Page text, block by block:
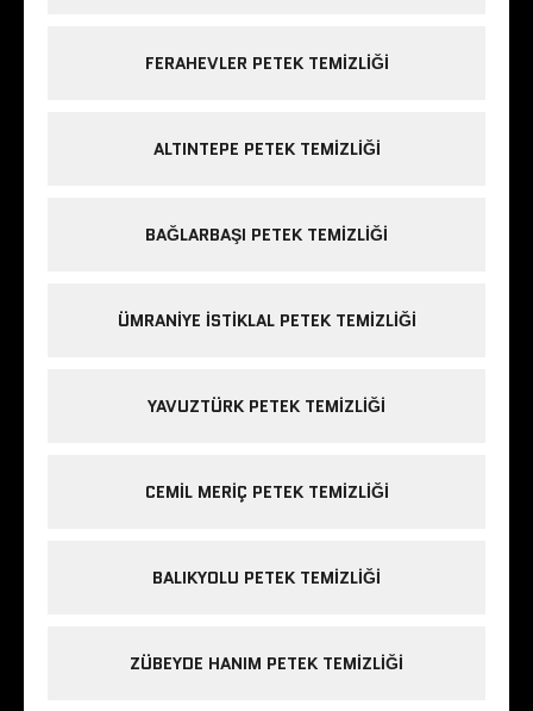
FERAHEVLER PETEK TEMIZLIĞI
ALTINTEPE PETEK TEMIZLIĞI
BAĞLARBAŞI PETEK TEMIZLIĞI
ÜMRANIYE ISTIKLAL PETEK TEMIZLIĞI
YAVUZTÜRK PETEK TEMIZLIĞI
CEMIL MERIÇ PETEK TEMIZLIĞI
BALIKYOLU PETEK TEMIZLIĞI
ZÜBEYDE HANIM PETEK TEMIZLIĞI